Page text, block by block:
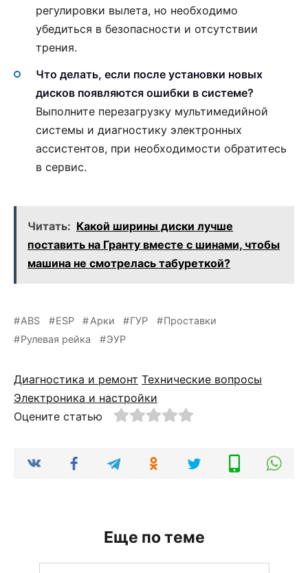
регулировки вылета, но необходимо
убедиться в безопасности и отсутствии
трения.
Что делать, если после установки новых
дисков появляются ошибки в системе?
Выполните перезагрузку мультимедийной
системы и диагностику электронных
ассистентов, при необходимости обратитесь
в сервис.
Читать: Какой ширины диски лучше
поставить на Гранту вместе с шинами, чтобы
машина не смотрелась табуреткой?
ABS ESP Арки ГУР
Проставки
Рулевая рейка
ЭУР
Диагностика и ремонт Технические вопросы
Электроника и настройки
Оцените статью
Еще по теме